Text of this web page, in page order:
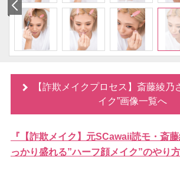
【詐欺メイクプロセス】斎藤綾乃
イク”画像一覧へ
『【詐欺メイク】元SCawaii読モ・斎
っかり盛れる”ハーフ顔メイク”のやり